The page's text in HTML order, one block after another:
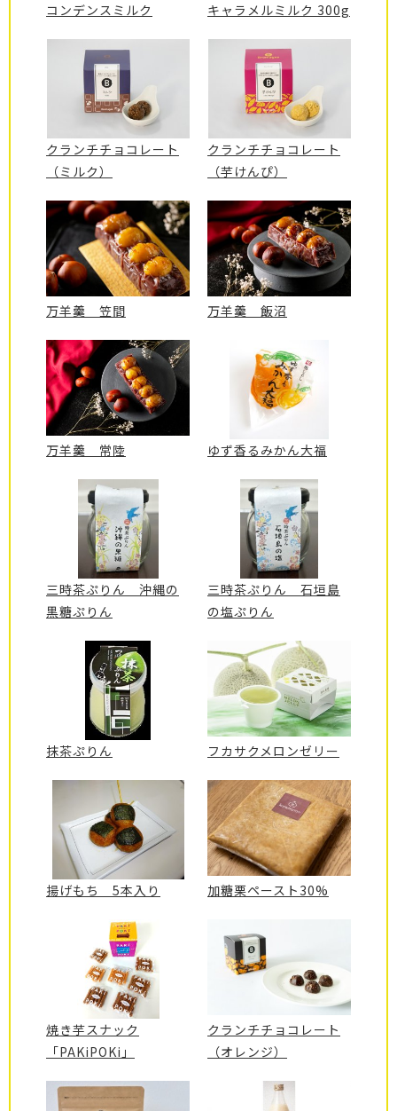
コンデンスミルク キャラメルミルク 300g
クランチチョコレート
（ミルク）
クランチチョコレート
（芋けんぴ）
万羊羹 笠間 万羊羹 飯沼
万羊羹 常陸 ゆず香るみかん大福
三時茶ぷりん 沖縄の
黒糖ぷりん
三時茶ぷりん 石垣島
の塩ぷりん
抹茶ぷりん フカサクメロンゼリー
揚げもち 5本入り 加糖栗ペースト30%
焼き芋スナック
「PAKiPOKi」
クランチチョコレート
（オレンジ）